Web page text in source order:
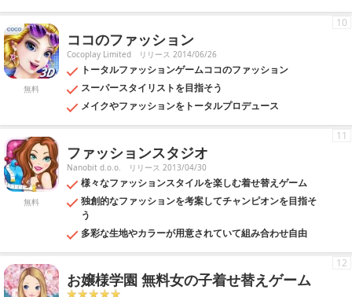
無料
ココのファッション
Cocoplay Limited リリース 2014/06/26
トータルファッションゲームココのファッション
スーパースタイリストを目指そう
メイクやファッションをトータルプロデュース
10
無料
ファッションスタジオ
Nanobit d.o.o. リリース 2013/04/30
様々なファッションスタイルを楽しむ着せ替えゲーム
独創的なファッションを考案してチャンピオンを目指そ
う
多彩な生地やカラーが用意されていて組み合わせ自由
11
お嬢様学園 無料女の子着せ替えゲーム
12